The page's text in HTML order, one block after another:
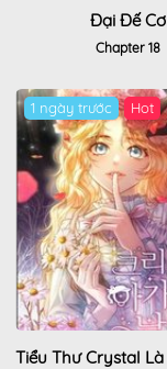
Đại Đế Cơ
Chapter 18
1 ngày trước Hot